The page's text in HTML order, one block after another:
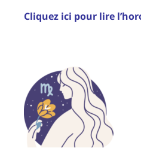
Cliquez ici pour lire